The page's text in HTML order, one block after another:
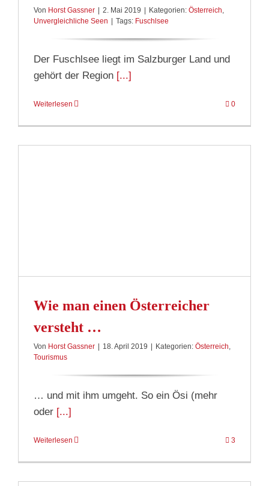
Von Horst Gassner 2. Mai 2019 Kategorien: Österreich,
Unvergleichliche Seen
Tags: Fuschlsee
Der Fuschlsee liegt im Salzburger Land und
gehört der Region [...]
Weiterlesen 0
Wie man einen Österreicher
versteht …
Von Horst Gassner 18. April 2019 Kategorien: Österreich,
Tourismus
… und mit ihm umgeht. So ein Ösi (mehr
oder [...]
Weiterlesen 3